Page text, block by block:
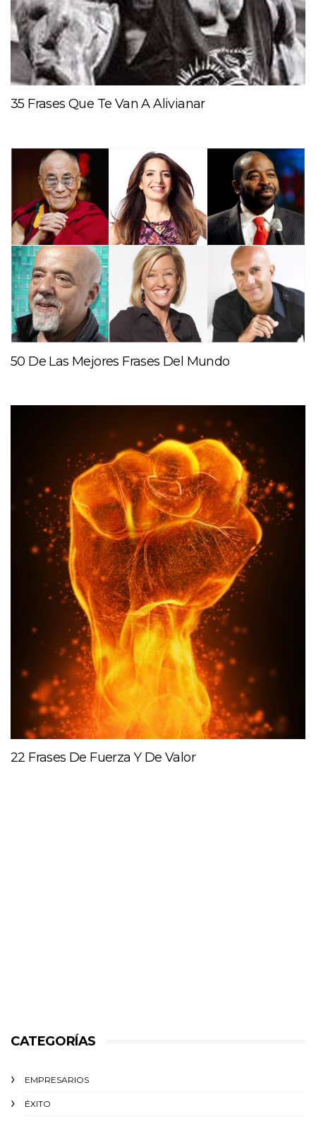
35 Frases Que Te Van A Alivianar
50 De Las Mejores Frases Del Mundo
22 Frases De Fuerza Y De Valor
CATEGORÍAS
EMPRESARIOS
ÉXITO‬